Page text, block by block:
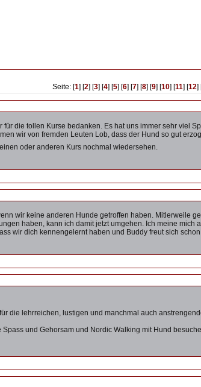
Seite: [1] [2] [3] [4] [5] [6] [7] [8] [9] [10] [11] [12]
die tollen Kurse bedanken. Es hat uns immer sehr viel
wir von fremden Leuten Lob, dass der Hund so gut
oder anderen Kurs nochmal wiedersehen.
wir keine anderen Hunde getroffen haben. Mitlerweile
haben, kann ich damit jetzt umgehen. Ich meine mich
wir dich kennengelernt haben und Buddy freut sich
die lehrreichen, lustigen und manchmal auch
und Gehorsam und Nordic Walking mit Hund